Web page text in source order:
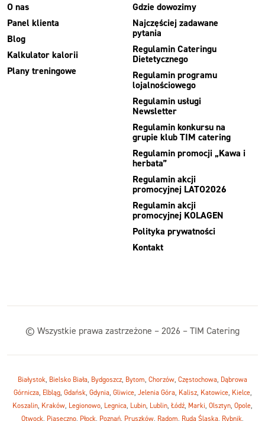
O nas
Panel klienta
Blog
Kalkulator kalorii
Plany treningowe
Gdzie dowozimy
Najczęściej zadawane
pytania
Regulamin Cateringu
Dietetycznego
Regulamin programu
lojalnościowego
Regulamin usługi
Newsletter
Regulamin konkursu na
grupie klub TIM catering
Regulamin promocji „Kawa i
herbata”
Regulamin akcji
promocyjnej LATO2026
Regulamin akcji
promocyjnej KOLAGEN
Polityka prywatności
Kontakt
© Wszystkie prawa zastrzeżone – 2026 – TIM Catering
Białystok, Bielsko Biała, Bydgoszcz, Bytom, Chorzów, Częstochowa, Dąbrowa
Górnicza, Elbląg, Gdańsk, Gdynia, Gliwice, Jelenia Góra, Kalisz, Katowice, Kielce,
Koszalin, Kraków, Legionowo, Legnica, Lubin, Lublin, Łódź, Marki, Olsztyn, Opole,
Otwock, Piaseczno, Płock, Poznań, Pruszków, Radom, Ruda Śląska, Rybnik,